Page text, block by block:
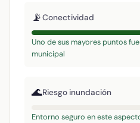
📡Conectividad
Uno de sus mayores puntos
municipal
🌊Riesgo inundación
Entorno seguro en este